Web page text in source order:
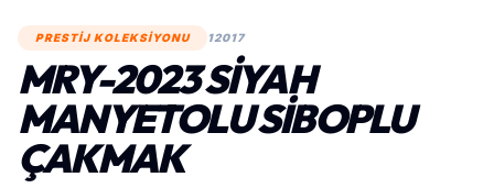
PRESTİJ KOLEKSİYONU 12017
MRY-2023 SIYAH
MANYETOLU SIBOPLU
ÇAKMAK